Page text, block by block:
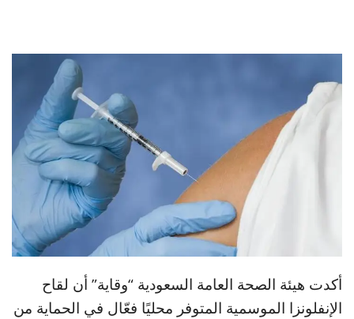
أكدت هيئة الصحة العامة السعودية “وقاية” أن لقاح
الإنفلونزا الموسمية المتوفر محليًا فعّال في الحماية من